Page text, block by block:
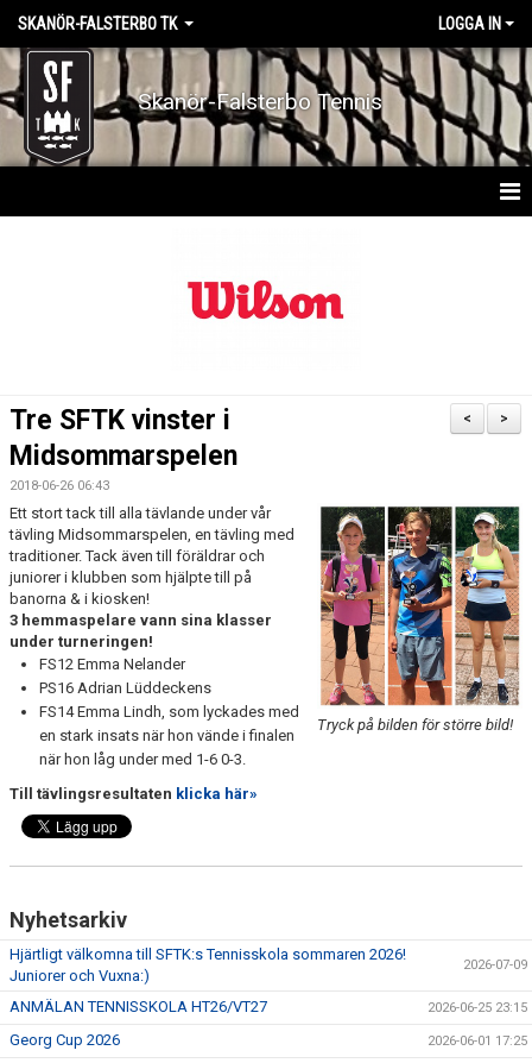
SKANÖR-FALSTERBO TK LOGGA IN
Skanör-Falsterbo Tennis
AKTIVITETSKALENDER
NYHETER
KONTAKT & OM OSS
MEDLEMSANSÖKAN
SPONSRA SFTK
TENNISTRÄNING SOMMAR JUNIOR 2026
3 DAGARS VUXENCAMP SOMMAR 2026
ANMÄLAN TENNISSKOLA HT26/VT27
>
<
Tre SFTK vinster i
Midsommarspelen
2018-06-26 06:43
Tryck på bilden för större bild!
Ett stort tack till alla tävlande under vår
tävling Midsommarspelen, en tävling med
traditioner. Tack även till föräldrar och
juniorer i klubben som hjälpte till på
banorna & i kiosken!
3 hemmaspelare vann sina klasser
under turneringen!
FS12 Emma Nelander
PS16 Adrian Lüddeckens
FS14 Emma Lindh, som lyckades med
en stark insats när hon vände i finalen
när hon låg under med 1-6 0-3.
Till tävlingsresultaten klicka här»
Nyhetsarkiv
Hjärtligt välkomna till SFTK:s Tennisskola sommaren 2026!
Juniorer och Vuxna:)
2026-07-09
ANMÄLAN TENNISSKOLA HT26/VT27 2026-06-25 23:15
Georg Cup 2026 2026-06-01 17:25